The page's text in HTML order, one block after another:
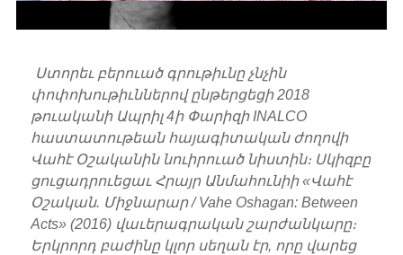
Ստորեւ բերուած գրութիւնը չնչին
փոփոխութիւններով ընթերցեցի 2018
թուականի Ապրիլ 4ի Փարիզի INALCO
հաստատութեան հայագիտական ժողովի
Վահէ Օշականին նուիրուած նիստին։ Սկիզբը
ցուցադրուեցաւ Հրայր Անմահունիի «Վահէ
Օշական. Միջնարար / Vahe Oshagan: Between
Acts» (2016) վաւերագրական շարժանկարը։
Երկրորդ բաժինը կլոր սեղան էր, որը վարեց